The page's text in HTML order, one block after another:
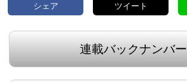
シェア ツイート
連載バックナンバー